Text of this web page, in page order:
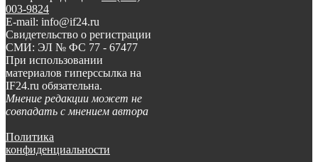
003-9824
E-mail: info@if24.ru
Свидетельство о регистрации
СМИ: ЭЛ № ФС 77 - 67477
При использовании
материалов гиперссылка на
IF24.ru обязательна.
Мнение редакции может не
совпадать с мнением автора
Политика
конфиденциальности